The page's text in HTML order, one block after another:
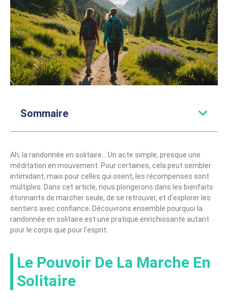
Sommaire
Ah, la randonnée en solitaire… Un acte simple, presque une
méditation en mouvement. Pour certaines, cela peut sembler
intimidant, mais pour celles qui osent, les récompenses sont
multiples. Dans cet article, nous plongerons dans les bienfaits
étonnants de marcher seule, de se retrouver, et d’explorer les
sentiers avec confiance. Découvrons ensemble pourquoi la
randonnée en solitaire est une pratique enrichissante autant
pour le corps que pour l’esprit.
Le Pouvoir De La Marche En
Solitaire